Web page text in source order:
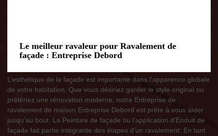
Le meilleur ravaleur pour Ravalement de
façade : Entreprise Debord
L’esthétique de la façade est importante dans l’apparence globale
de votre habitation. Que vous désiriez garder le style original ou
préfériez une rénovation moderne, notre Entreprise de
ravalement de maison Entreprise Debord est prête à vous aider
jusqu’au bout. La Peinture de façade ou l’application d’Enduit de
façade fait partie intégrante des étapes d’un ravalement. En tant